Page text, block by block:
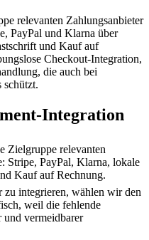
relevanten Zahlungsanbieter
PayPal und Klarna über
und Kauf auf
Checkout-Integration,
die auch bei
schützt.
Integration
Zielgruppe relevanten
Stripe, PayPal, Klarna, lokale
Kauf auf Rechnung.
zu integrieren, wählen wir den
weil die fehlende
vermeidbarer